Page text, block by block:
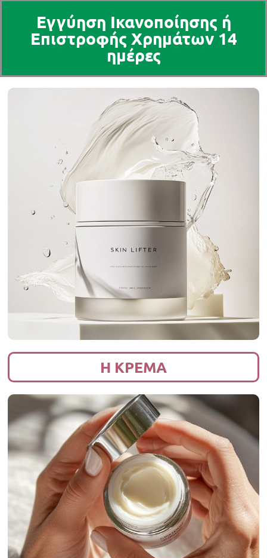
Εγγύηση Ικανοποίησης ή
Επιστροφής Χρημάτων 14
ημέρες
Η ΚΡΕΜΑ